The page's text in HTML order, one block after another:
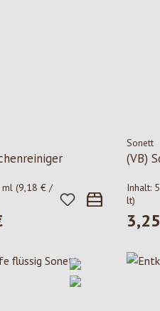
ml (9,18 € /
Preis:
Sonett
(VB)
Inhalt:
lt)